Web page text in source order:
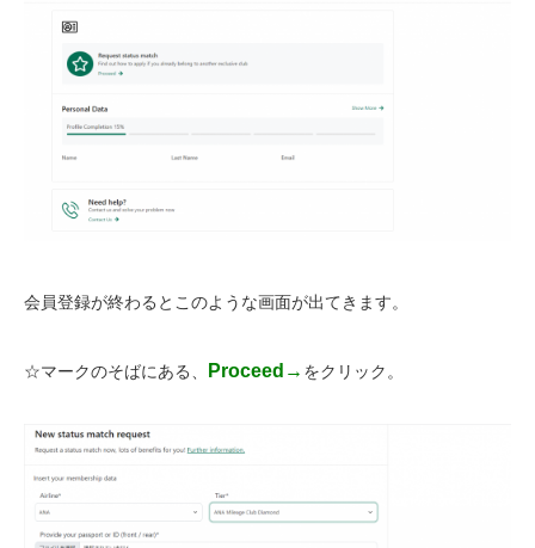
会員登録が終わるとこのような画面が出てきます。
☆マークのそばにある、 Proceed→ をクリック。